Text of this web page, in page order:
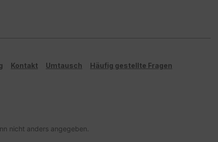
Kontakt Umtausch Häufig gestellte Fragen
nicht anders angegeben.